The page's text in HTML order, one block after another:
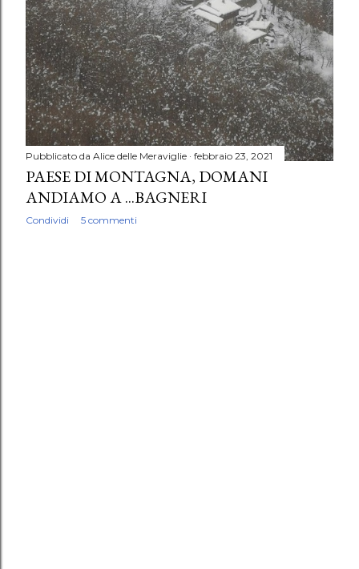
Pubblicato da Alice delle Meraviglie febbraio 23, 2021
PAESE DI MONTAGNA, DOMANI
ANDIAMO A ...BAGNERI
Condividi 5 commenti